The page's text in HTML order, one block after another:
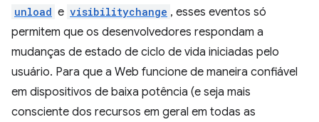
unload e visibilitychange , esses eventos só
permitem que os desenvolvedores respondam a
mudanças de estado de ciclo de vida iniciadas pelo
usuário. Para que a Web funcione de maneira confiável
em dispositivos de baixa potência (e seja mais
consciente dos recursos em geral em todas as